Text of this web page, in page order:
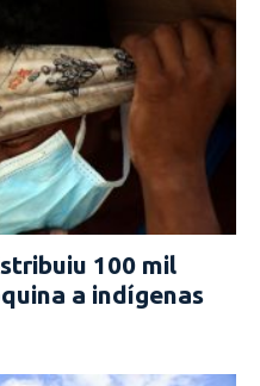
100 mil
a indígenas